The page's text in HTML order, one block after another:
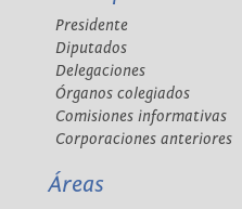
Presidente
Diputados
Delegaciones
Órganos colegiados
Comisiones informativas
Corporaciones anteriores
Áreas